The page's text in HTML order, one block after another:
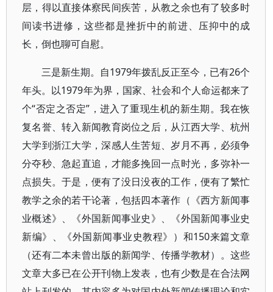
层，得以直接体察民间疾苦，从教之余也有了较多时
间读书进修，这些都是挫折中的前进、压抑中的成
长，倒也聊可自慰。
三是新生期。自1979年拨乱反正至今，已有26个
年头。以1979年为界，国家、社会和个人命运都来了
个“否定之否定”，进入了重现生机的新生期。我在恢
复名誉、转入新闻教育岗位之后，从江西大学、杭州
大学到浙江大学，深感人生苦短、岁月不再，必须争
分夺秒、急起直追，才能多挽回一点时光，多弥补一
点损失。于是，便有了没日没夜的工作，便有了繁忙
教学之余的若干论著，包括四本著作（《西方新闻事
业概述》、《外国新闻事业史》、《外国新闻事业史
新编》、《外国新闻事业史教程》）和150来篇文章
（还有二本未曾出版的新闻学、传播学教材）。这些
文章大多已在公开刊物上发表，也有少数是在合法网